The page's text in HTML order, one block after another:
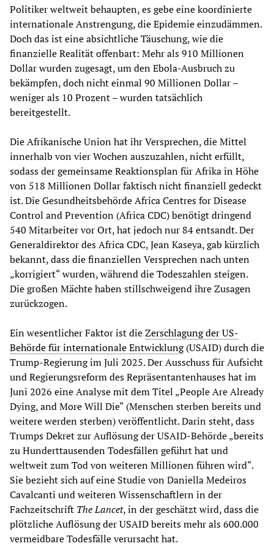
Politiker weltweit behaupten, es gebe eine koordinierte
internationale Anstrengung, die Epidemie einzudämmen.
Doch das ist eine absichtliche Täuschung, wie die
finanzielle Realität offenbart: Mehr als 910 Millionen
Dollar wurden zugesagt, um den Ebola-Ausbruch zu
bekämpfen, doch nicht einmal 90 Millionen Dollar –
weniger als 10 Prozent – wurden tatsächlich
bereitgestellt.
Die Afrikanische Union hat ihr Versprechen, die Mittel
innerhalb von vier Wochen auszuzahlen, nicht erfüllt,
sodass der gemeinsame Reaktionsplan für Afrika in Höhe
von 518 Millionen Dollar faktisch nicht finanziell gedeckt
ist. Die Gesundheitsbehörde Africa Centres for Disease
Control and Prevention (Africa CDC) benötigt dringend
540 Mitarbeiter vor Ort, hat jedoch nur 84 entsandt. Der
Generaldirektor des Africa CDC, Jean Kaseya, gab kürzlich
bekannt, dass die finanziellen Versprechen nach unten
„korrigiert“ wurden, während die Todeszahlen steigen.
Die großen Mächte haben stillschweigend ihre Zusagen
zurückzogen.
Ein wesentlicher Faktor ist dieZerschlagung der US-
Behörde für internationale Entwicklung(USAID) durch die
Trump-Regierung im Juli 2025. Der Ausschuss für Aufsicht
und Regierungsreform des Repräsentantenhauses hat im
Juni 2026 eine Analyse mit dem Titel „People Are Already
Dying, and More Will Die“ (Menschen sterben bereits und
weitere werden sterben) veröffentlicht. Darin steht, dass
Trumps Dekret zur Auflösung der USAID-Behörde „bereits
zu Hunderttausenden Todesfällen geführt hat und
weltweit zum Tod von weiteren Millionen führen wird“.
Sie bezieht sich auf eine Studie von Daniella Medeiros
Cavalcanti und weiteren Wissenschaftlern in der
Fachzeitschrift The Lancet, in der geschätzt wird, dass die
plötzliche Auflösung der USAID bereits mehr als 600.000
vermeidbare Todesfälle verursacht hat.